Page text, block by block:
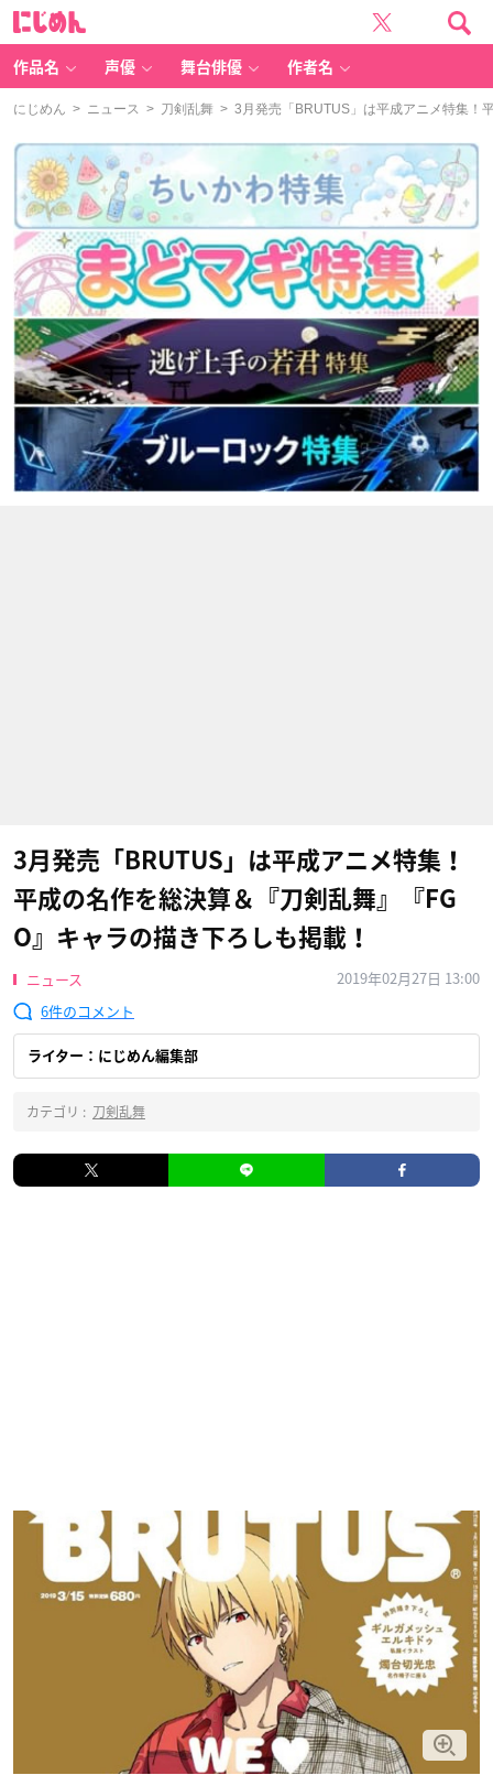
作品名 声優 舞台俳優 作者名
にじめん > ニュース > 刀剣乱舞 > 3月発売「BRUTUS」は平成アニメ特集！
3月発売「BRUTUS」は平成アニメ特集！
平成の名作を総決算＆『刀剣乱舞』『FG
O』キャラの描き下ろしも掲載！
ニュース
2019年02月27日 13:00
6
ライター：にじめん編集部
カテゴリ : 刀剣乱舞